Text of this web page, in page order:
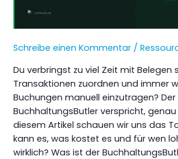
Schreibe einen Kommentar /
Du verbringst zu viel Zeit mit Belegen
Transaktionen zuordnen und immer
Buchungen manuell einzutragen? Der
BuchhaltungsButler verspricht,
diesem Artikel schauen wir uns das
kann es, was kostet es und für wen
wirklich? Was ist der